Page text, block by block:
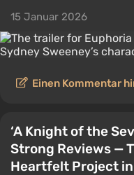
15 Januar 2026
Einen Kommentar
‘A Knight of the
Strong Reviews —
Heartfelt Project